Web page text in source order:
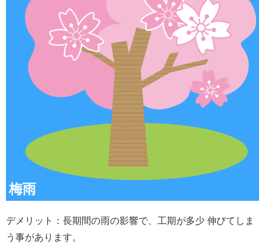
梅雨
デメリット：長期間の雨の影響で、工期が多少 伸びてしま
う事があります。